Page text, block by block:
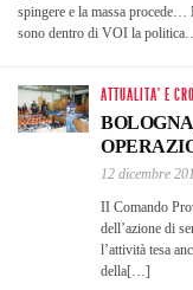
spingere e la massa
sono dentro di VOI la
ATTUALITA' E
12 dicembre
II Comando
dell’azione di
l’attività tesa
della[…]